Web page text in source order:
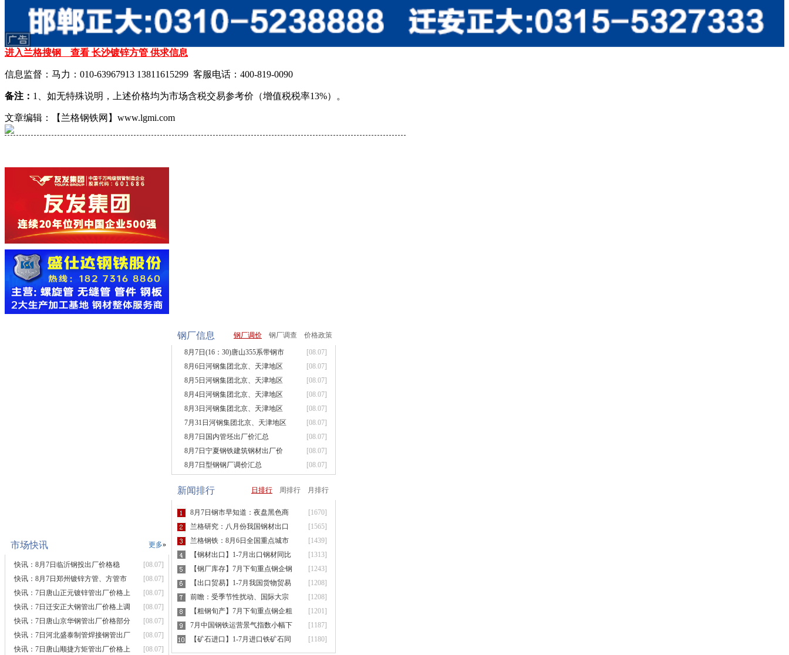
进入兰格搜钢 查看 长沙镀锌方管 供求信息
信息监督：马力：010-63967913 13811615299 客服电话：400-819-0090
备注： 1、如无特殊说明，上述价格均为市场含税交易参考价（增值税税率13%）。
文章编辑：【兰格钢铁网】www.lgmi.com